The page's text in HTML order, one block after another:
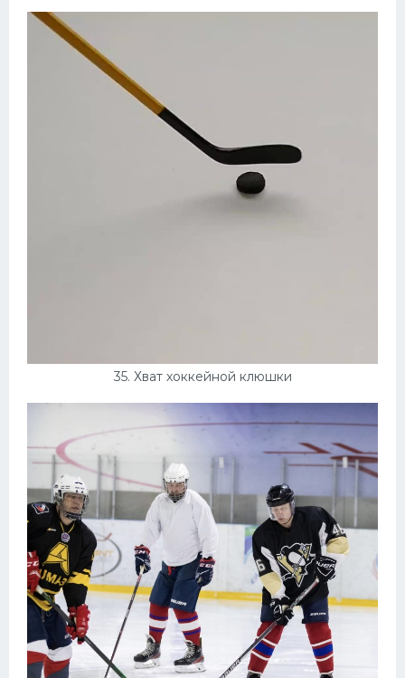
35. Хват хоккейной клюшки